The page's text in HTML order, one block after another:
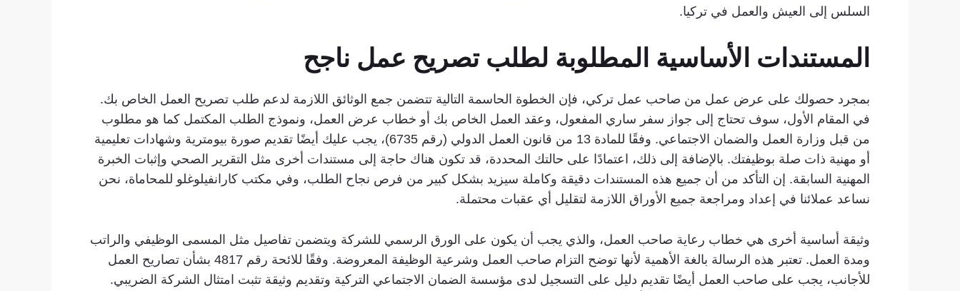
السلس إلى العيش والعمل في تركيا.
المستندات الأساسية المطلوبة لطلب تصريح عمل ناجح
بمجرد حصولك على عرض عمل من صاحب عمل تركي، فإن الخطوة الحاسمة التالية تتضمن جمع الوثائق اللازمة لدعم طلب تصريح العمل الخاص بك.
في المقام الأول، سوف تحتاج إلى جواز سفر ساري المفعول، وعقد العمل الخاص بك أو خطاب عرض العمل، ونموذج الطلب المكتمل كما هو مطلوب
من قبل وزارة العمل والضمان الاجتماعي. وفقًا للمادة 13 من قانون العمل الدولي (رقم 6735)، يجب عليك أيضًا تقديم صورة بيومترية وشهادات تعليمية
أو مهنية ذات صلة بوظيفتك. بالإضافة إلى ذلك، اعتمادًا على حالتك المحددة، قد تكون هناك حاجة إلى مستندات أخرى مثل التقرير الصحي وإثبات الخبرة
المهنية السابقة. إن التأكد من أن جميع هذه المستندات دقيقة وكاملة سيزيد بشكل كبير من فرص نجاح الطلب، وفي مكتب كارانفيلوغلو للمحاماة، نحن
نساعد عملائنا في إعداد ومراجعة جميع الأوراق اللازمة لتقليل أي عقبات محتملة.
وثيقة أساسية أخرى هي خطاب رعاية صاحب العمل، والذي يجب أن يكون على الورق الرسمي للشركة ويتضمن تفاصيل مثل المسمى الوظيفي والراتب
ومدة العمل. تعتبر هذه الرسالة بالغة الأهمية لأنها توضح التزام صاحب العمل وشرعية الوظيفة المعروضة. وفقًا للائحة رقم 4817 بشأن تصاريح العمل
للأجانب، يجب على صاحب العمل أيضًا تقديم دليل على التسجيل لدى مؤسسة الضمان الاجتماعي التركية وتقديم وثيقة تثبت امتثال الشركة الضريبي.